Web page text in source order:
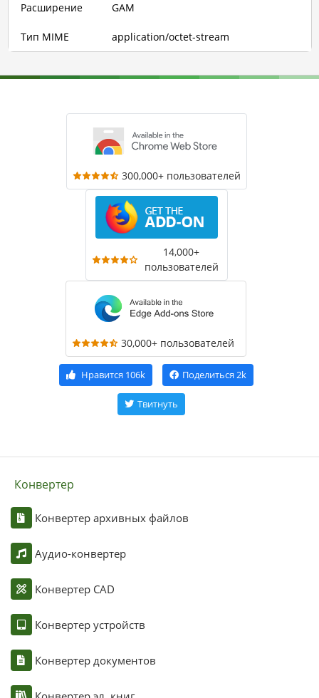
Расширение GAM
Тип MIME application/octet-stream
300,000+ пользователей
14,000+
пользователей
30,000+ пользователей
Нравится 106k Поделиться 2k
Твитнуть
Конвертер
Конвертер архивных файлов
Аудио-конвертер
Конвертер CAD
Конвертер устройств
Конвертер документов